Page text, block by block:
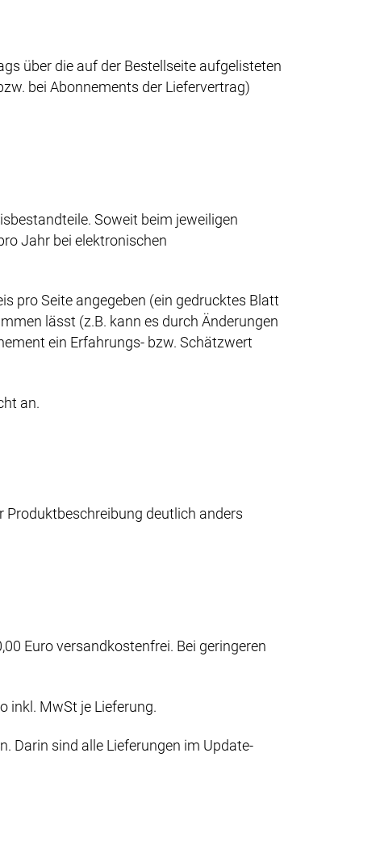
über die auf der Bestellseite aufgelisteten
bei Abonnements der Liefervertrag)
Soweit beim jeweiligen
Jahr bei elektronischen
pro Seite angegeben (ein gedrucktes Blatt
lässt (z.B. kann es durch Änderungen
ein Erfahrungs- bzw. Schätzwert
an.
Produktbeschreibung deutlich anders
Euro versandkostenfrei. Bei geringeren
inkl. MwSt je Lieferung.
Darin sind alle Lieferungen im Update-